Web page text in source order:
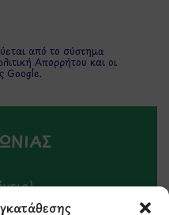
από το σύστημα
Απορρήτου και οι
Google.